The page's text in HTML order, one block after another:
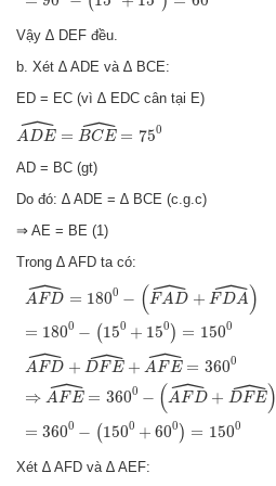
Vậy ∆ DEF đều.
b. Xét ∆ ADE và ∆ BCE:
ED = EC (vì ∆ EDC cân tại E)
ˆ
A DE = ˆ
BCE = 750
ADE^ CE^=
AD = BC (gt)
Do đó: ∆ ADE = ∆ BCE (c.g.c)
⇒ AE = BE (1)
Trong ∆ AFD ta có:
ˆ
A FD = 1800 − (ˆ
FA D + ˆ
FDA )
= 1800 − (150 + 150 ) = 1500
ˆ
A FD + ˆ
DFE + ˆ
A FE = 3600
⇒ ˆ
A FE = 3600 − (ˆ
A FD + ˆ
DFE)
= 3600 − (1500 + 600 ) = 1500
FD^= (F D^+FD =1800
Xét ∆ AFD và ∆ AEF: